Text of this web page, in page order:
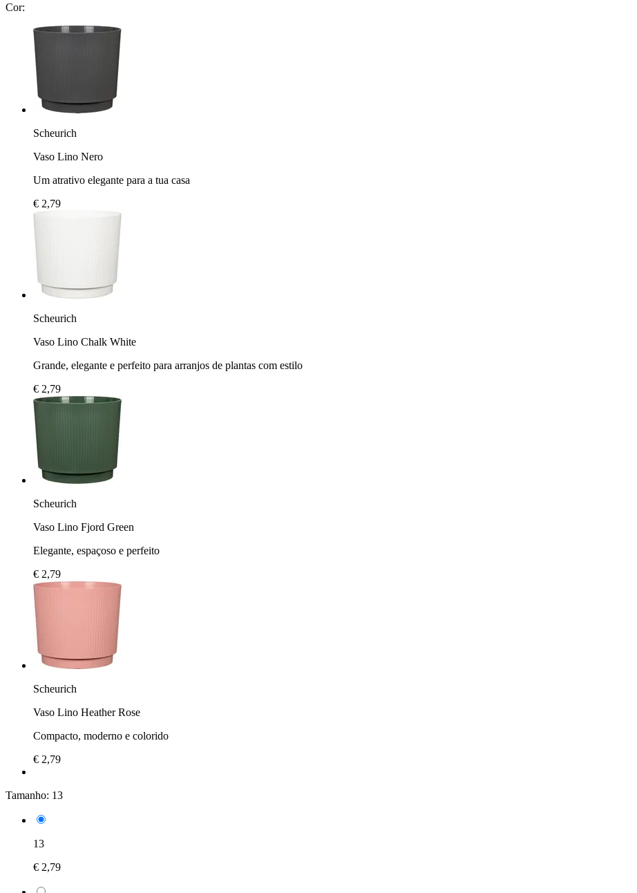
Cor:
Scheurich
Vaso Lino Nero
Um atrativo elegante para a tua casa
€ 2,79
Scheurich
Vaso Lino Chalk White
Grande, elegante e perfeito para arranjos de plantas com estilo
€ 2,79
Scheurich
Vaso Lino Fjord Green
Elegante, espaçoso e perfeito
€ 2,79
Scheurich
Vaso Lino Heather Rose
Compacto, moderno e colorido
€ 2,79
Tamanho: 13
13
€ 2,79